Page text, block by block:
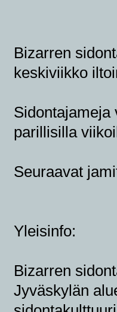
Bizarren
keskiviikko
Sidontajameja
parillisilla
Seuraavat
Yleisinfo:
Bizarren
Jyväskylän